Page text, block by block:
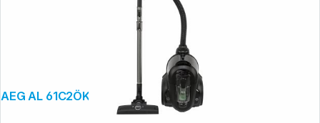
AEG AL 61C2ÖKO Serie 6000
Folgen Sie uns auf